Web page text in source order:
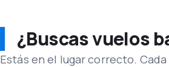
¿Buscas vuelos
Estás en el lugar correcto.